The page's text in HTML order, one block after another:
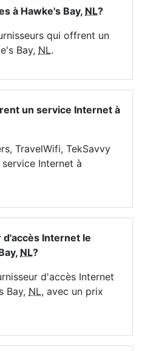
à Hawke's Bay, NL?
qui offrent un
Bay, NL.
un service Internet à
TravelWifi, TekSavvy
Internet à
Internet le
NL?
d'accès Internet
Bay, NL, avec un prix